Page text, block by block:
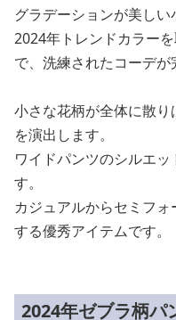
グラデーションが美しい
2024年トレンドカラー
で、洗練されたコーデが
小さな花柄が全体に散
を演出します。
ワイドパンツのシルエ
す。
カジュアルからセミフ
する優秀アイテムです。
2024年ゼブラ柄パ